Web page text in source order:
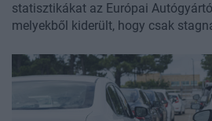
statisztikákat az Európai
melyekből kiderült, hogy csak
továbbra is növekedésről
időszakához viszonyítva. A
mind az első hét hónap számai
felett teljesített, részben az